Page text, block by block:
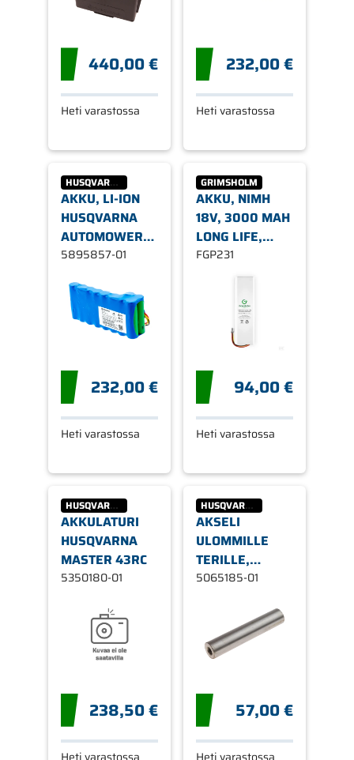
440,00 €
Heti varastossa
232,00 €
Heti varastossa
HUSQVARNA
AKKU, LI-ION
HUSQVARNA
AUTOMOWER
430 440 450
5895857-01
232,00 €
Heti varastossa
GRIMSHOLM
AKKU, NIMH
18V, 3000 MAH
LONG LIFE,
HUSQVARNA
AUTOMOWER
FGP231
94,00 €
Heti varastossa
HUSQVARNA
AKKULATURI
HUSQVARNA
MASTER 43RC
5350180-01
238,50 €
HUSQVARNA
AKSELI
ULOMMILLE
TERILLE,
HUSQVARNA,
5065185-01
57,00 €